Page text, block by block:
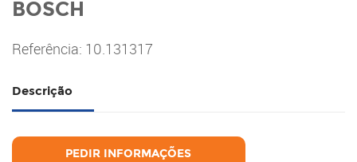
BOSCH
Referência: 10.131317
Descrição
PEDIR INFORMAÇÕES